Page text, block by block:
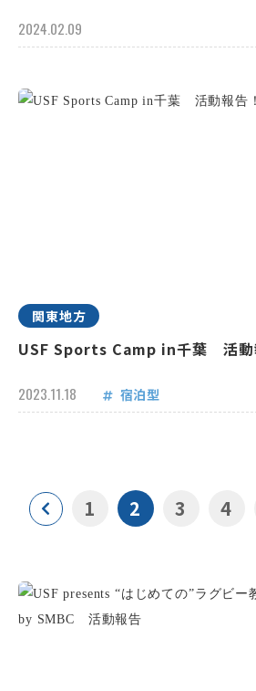
2024.02.09
関東地方
USF Sports Camp in千葉 活動
2023.11.18 宿泊型
1 2 3 4